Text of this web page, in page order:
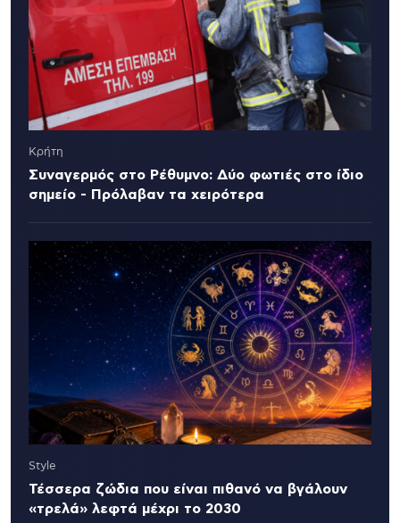
Κρήτη
Συναγερμός στο Ρέθυμνο: Δύο φωτιές στο ίδιο
σημείο - Πρόλαβαν τα χειρότερα
Style
Τέσσερα ζώδια που είναι πιθανό να βγάλουν
«τρελά» λεφτά μέχρι το 2030